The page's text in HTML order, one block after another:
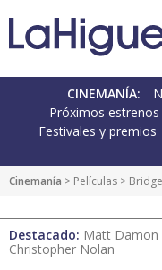
CINEMANÍA:
Próximos estrenos
Festivales y premios
Cinemanía > Películas >
Destacado: Matt Damon
Christopher Nolan